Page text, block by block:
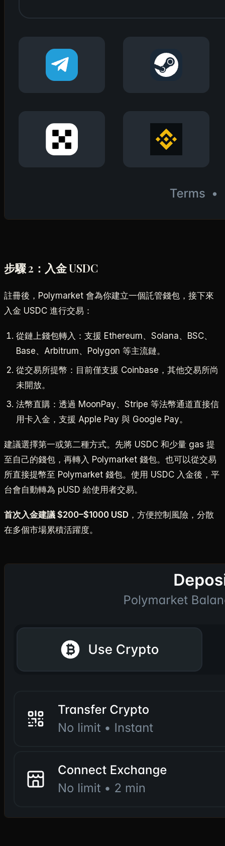
步驟 2：入金 USDC
註冊後，Polymarket 會為你建立一個託管錢包，接下來
入金 USDC 進行交易：
從鏈上錢包轉入：支援 Ethereum、Solana、BSC、
Base、Arbitrum、Polygon 等主流鏈。
從交易所提幣：目前僅支援 Coinbase，其他交易所尚
未開放。
法幣直購：透過 MoonPay、Stripe 等法幣通道直接信
用卡入金，支援 Apple Pay 與 Google Pay。
建議選擇第一或第二種方式。先將 USDC 和少量 gas 提
至自己的錢包，再轉入 Polymarket 錢包。也可以從交易
所直接提幣至 Polymarket 錢包。使用 USDC 入金後，平
台會自動轉為 pUSD 給使用者交易。
首次入金建議 $200–$1000 USD ，方便控制風險，分散
在多個市場累積活躍度。